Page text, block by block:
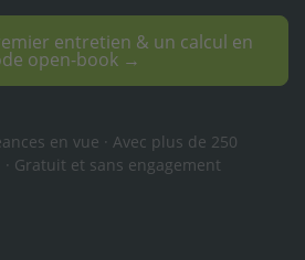
entretien & un calcul en
open-book →
en vue · Avec plus de 250
Gratuit et sans engagement